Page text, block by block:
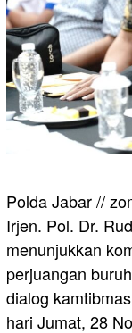
Polda Jabar //
Irjen. Pol. Dr.
menunjukkan
perjuangan
dialog
hari Jumat, 28